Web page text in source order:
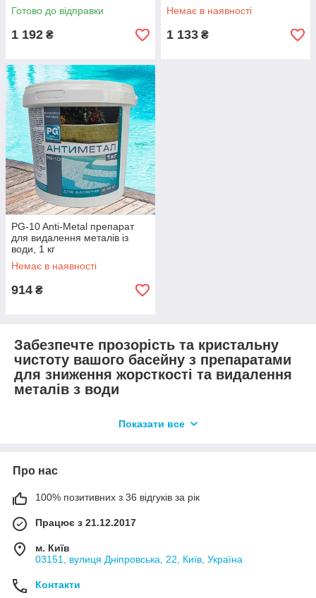
Готово до відправки
1 192 ₴
Немає в наявності
1 133 ₴
PG-10 Anti-Metal препарат
для видалення металів із
води, 1 кг
Немає в наявності
914 ₴
Забезпечте прозорість та кристальну
чистоту вашого басейну з препаратами
для зниження жорсткості та видалення
металів з води
та їх вплив на обладнання:
жорсткості у воді може стати серйозним викликом підтримки
Жорстка вода, багата на солі кальцію і магнію, при нагріванні
може призвести до утворення вапняних відкладень, що
погіршить зовнішній вигляд басейну і скоротить термін
служби обладнання. Нормальний рівень жорсткості води у
басейні становить від 200 до 400 мг/л CaCO3.
басейну:
Показати все
Про нас
100% позитивних з 36 відгуків за рік
Працює з 21.12.2017
м. Київ
03151, вулиця Дніпровська, 22, Київ, Україна
Контакти